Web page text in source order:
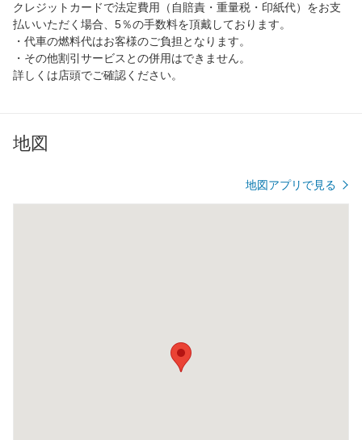
クレジットカードで法定費用（自賠責・重量税・印紙代）をお支
払いいただく場合、5％の手数料を頂戴しております。
・代車の燃料代はお客様のご負担となります。
・その他割引サービスとの併用はできません。
詳しくは店頭でご確認ください。
地図
地図アプリで見る